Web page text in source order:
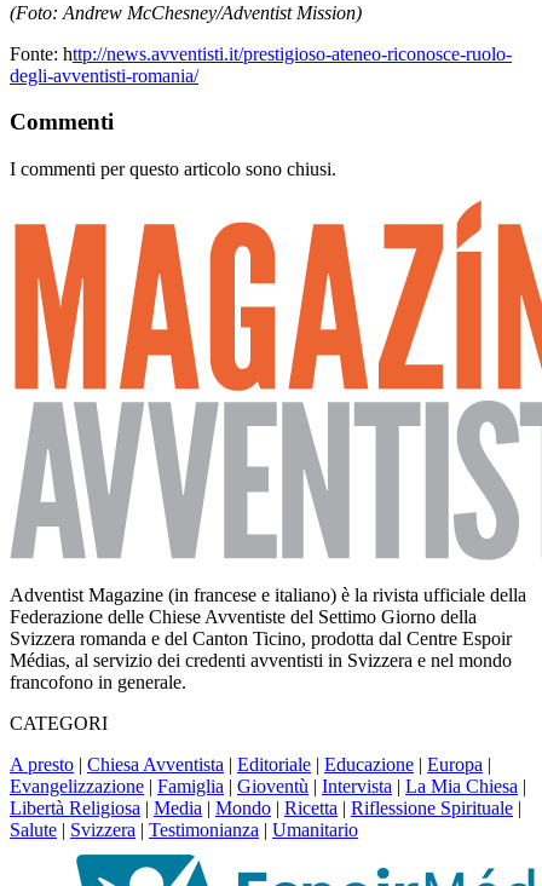
(Foto: Andrew McChesney/Adventist Mission)
Fonte: http://news.avventisti.it/prestigioso-ateneo-riconosce-ruolo-
degli-avventisti-romania/
Commenti
I commenti per questo articolo sono chiusi.
Adventist Magazine (in francese e italiano) è la rivista ufficiale della
Federazione delle Chiese Avventiste del Settimo Giorno della
Svizzera romanda e del Canton Ticino, prodotta dal Centre Espoir
Médias, al servizio dei credenti avventisti in Svizzera e nel mondo
francofono in generale.
CATEGORI
A presto | Chiesa Avventista | Editoriale | Educazione | Europa |
Evangelizzazione | Famiglia | Gioventù | Intervista | La Mia Chiesa |
Libertà Religiosa | Media | Mondo | Ricetta | Riflessione Spirituale |
Salute | Svizzera | Testimonianza | Umanitario